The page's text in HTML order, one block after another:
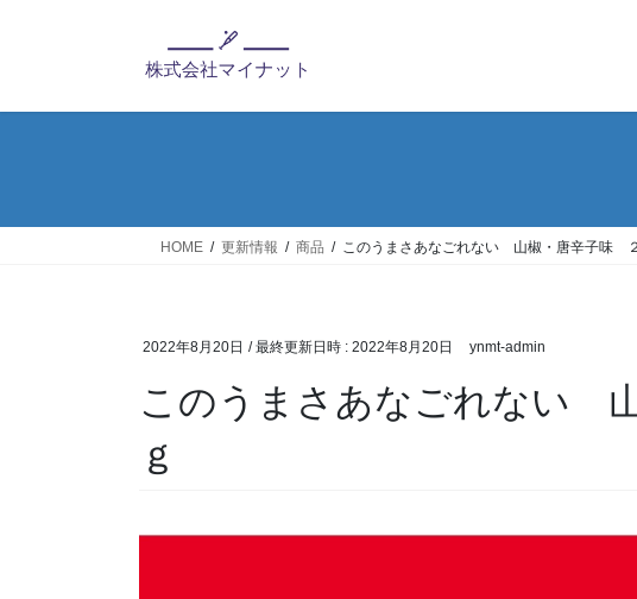
HOME 更新情報 商品 このうまさあなごれない 山椒・唐辛子味
2022年8月20日 / 最終更新日時 : 2022年8月20日 ynmt-admin
このうまさあなごれない
ｇ